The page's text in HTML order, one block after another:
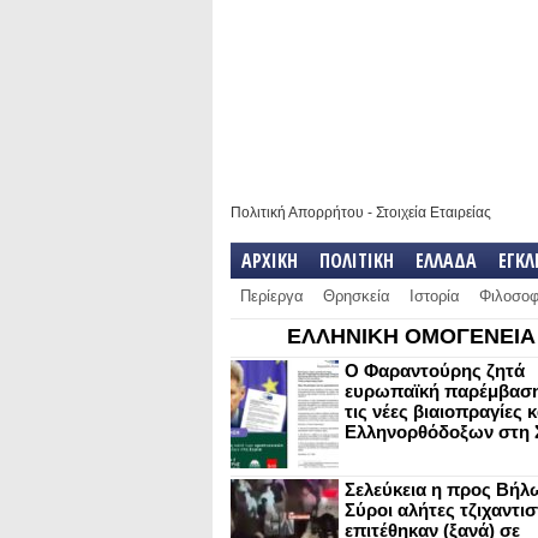
Πολιτική Απορρήτου - Στοιχεία Εταιρείας
ΑΡΧΙΚΗ ΠΟΛΙΤΙΚΗ ΕΛΛΑΔΑ
Περίεργα Θρησκεία Ιστορία
ΕΛΛΗΝΙΚΗ ΟΜΟΓΕΝΕΙΑ
Ο Φαραντούρης ζητά
ευρωπαϊκή
τις νέες βιαιοπραγίες
Ελληνορθόδοξων στη
Σελεύκεια η προς
Σύροι αλήτες
επιτέθηκαν (ξανά) σε